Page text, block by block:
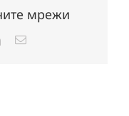
мрежи
LinkedInЕлектронна